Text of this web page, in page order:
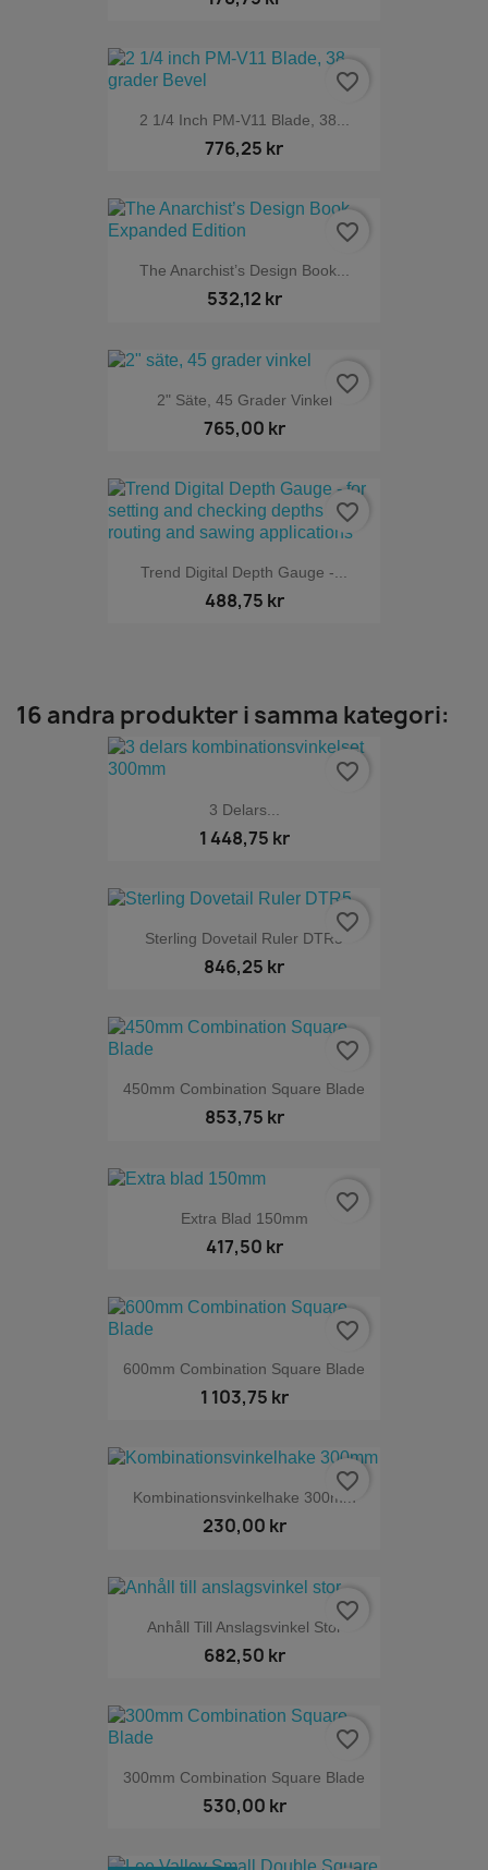
2 1/4 Inch PM-V11 Blade, 38...
776,25 kr
favorite_border
The Anarchist’s Design Book...
532,12 kr
favorite_border
2" Säte, 45 Grader Vinkel
765,00 kr
favorite_border
Trend Digital Depth Gauge -...
488,75 kr
favorite_border
16 andra produkter i samma kategori:
3 Delars...
1 448,75 kr
favorite_border
Sterling Dovetail Ruler DTR5
846,25 kr
favorite_border
450mm Combination Square Blade
853,75 kr
favorite_border
Extra Blad 150mm
417,50 kr
favorite_border
600mm Combination Square Blade
1 103,75 kr
favorite_border
Kombinationsvinkelhake 300mm
230,00 kr
favorite_border
Anhåll Till Anslagsvinkel Stor
682,50 kr
favorite_border
300mm Combination Square Blade
530,00 kr
favorite_border